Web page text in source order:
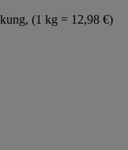
(1 kg = 12,98 €)